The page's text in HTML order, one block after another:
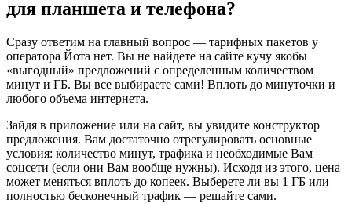
для планшета и телефона?
Сразу ответим на главный вопрос — тарифных пакетов у
оператора Йота нет. Вы не найдете на сайте кучу якобы
«выгодный» предложений с определенным количеством
минут и ГБ. Вы все выбираете сами! Вплоть до минуточки и
любого объема интернета.
Зайдя в приложение или на сайт, вы увидите конструктор
предложения. Вам достаточно отрегулировать основные
условия: количество минут, трафика и необходимые Вам
соцсети (если они Вам вообще нужны). Исходя из этого, цена
может меняться вплоть до копеек. Выберете ли вы 1 ГБ или
полностью бесконечный трафик — решайте сами.